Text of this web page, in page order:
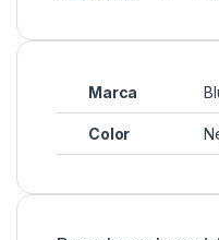
Marca
Color